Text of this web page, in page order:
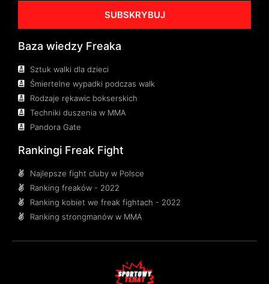
SUBSKRYBUJ
Baza wiedzy Freaka
Sztuk walki dla dzieci
Śmiertelne wypadki podczas walk
Rodzaje rękawic bokserskich
Techniki duszenia w MMA
Pandora Gate
Rankingi Freak Fight
Najlepsze fight cluby w Polsce
Ranking freaków - 2022
Ranking kobiet we freak fightach - 2022
Ranking strongmanów w MMA